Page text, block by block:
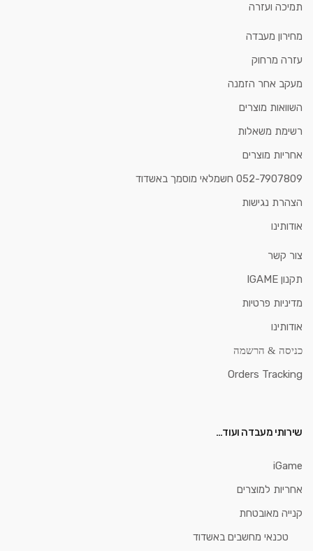
תמיכה ועזרה
מחירון מעבדה
עזרה מרחוק
מעקב אחר הזמנה
השוואות מוצרים
רשימת משאלות
אחריות מוצרים
052-7907809 חשמלאי מוסמך באשדוד
הצהרת נגישות
אודותינו
צור קשר
תקנון IGAME
מדיניות פרטיות
אודותינו
כניסה & הרשמה
Orders Tracking
שירותי מעבדה ועוד…
iGame
אחריות למוצרים
קנייה מאובטחת
טכנאי מחשבים באשדוד